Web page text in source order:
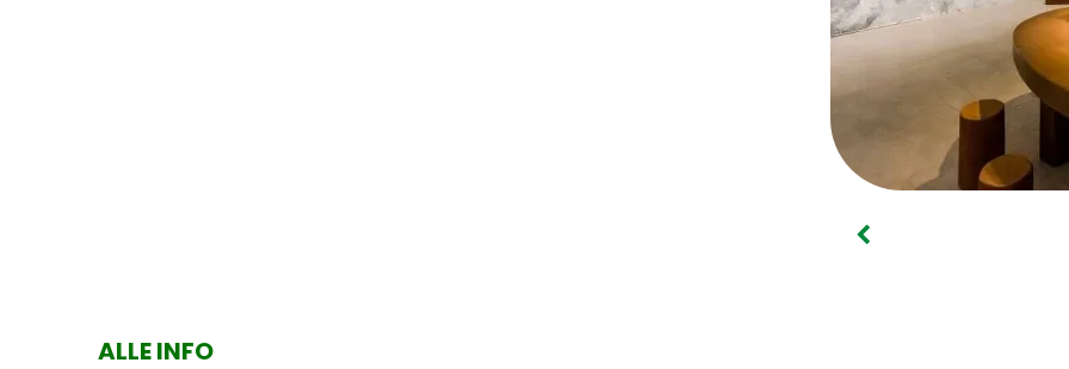
ALLE INFO